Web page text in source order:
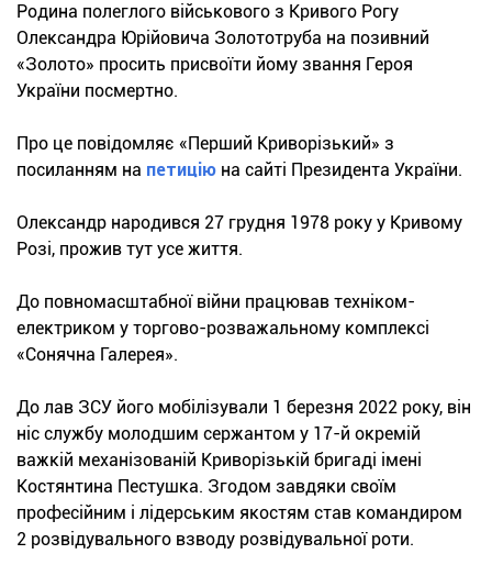
Родина полеглого військового з Кривого Рогу
Олександра Юрійовича Золототруба на позивний
«Золото» просить присвоїти йому звання Героя
України посмертно.
Про це повідомляє «Перший Криворізький» з
посиланням на петицію на сайті Президента України.
Олександр народився 27 грудня 1978 року у Кривому
Розі, прожив тут усе життя.
До повномасштабної війни працював техніком-
електриком у торгово-розважальному комплексі
«Сонячна Галерея».
До лав ЗСУ його мобілізували 1 березня 2022 року, він
ніс службу молодшим сержантом у 17-й окремій
важкій механізованій Криворізькій бригаді імені
Костянтина Пестушка. Згодом завдяки своїм
професійним і лідерським якостям став командиром
2 розвідувального взводу розвідувальної роти.